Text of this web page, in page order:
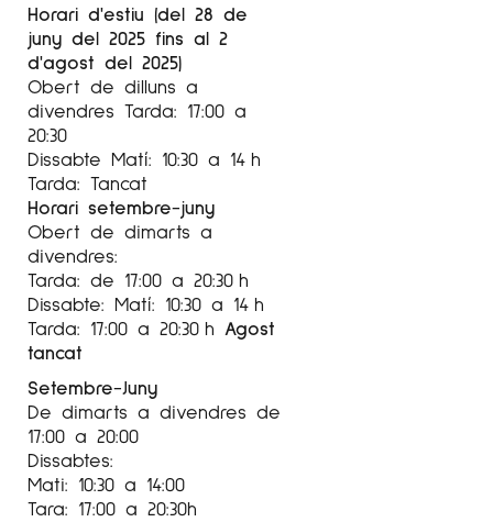
Horari d'estiu (del 28 de
juny del 2025 fins al 2
d'agost del 2025)
Obert de dilluns a
divendres Tarda: 17:00 a
20:30
Dissabte Matí: 10:30 a 14 h
Tarda: Tancat
Horari setembre-juny
Obert de dimarts a
divendres:
Tarda: de 17:00 a 20:30 h
Dissabte: Matí: 10:30 a 14 h
Tarda: 17:00 a 20:30 h Agost
tancat
Setembre-Juny
De dimarts a divendres de
17:00 a 20:00
Dissabtes:
Mati: 10:30 a 14:00
Tara: 17:00 a 20:30h